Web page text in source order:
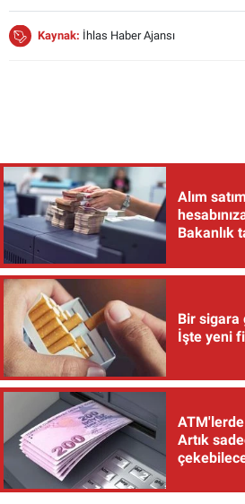
Kaynak: İhlas Haber Ajansı
Alım
Bakanlık
Bir sigara
İşte yeni
Artık